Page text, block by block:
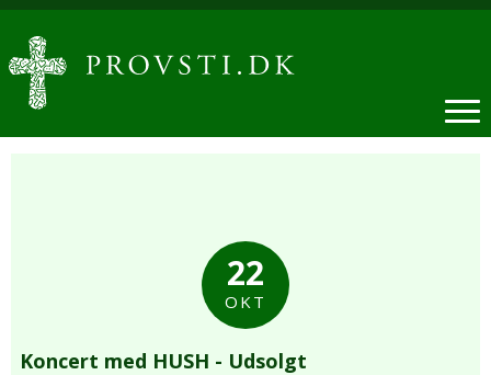
22
OKT
Koncert med HUSH - Udsolgt